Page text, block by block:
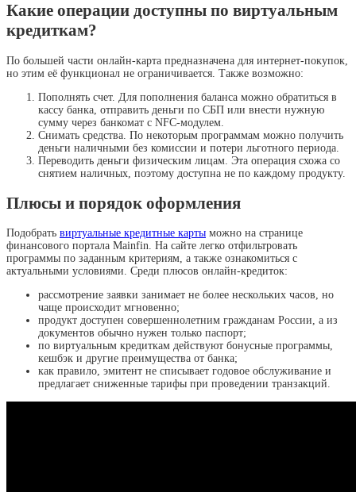
Какие операции доступны по виртуальным
кредиткам?
По большей части онлайн-карта предназначена для интернет-покупок,
но этим её функционал не ограничивается. Также возможно:
Пополнять счет. Для пополнения баланса можно обратиться в
кассу банка, отправить деньги по СБП или внести нужную
сумму через банкомат с NFC-модулем.
Снимать средства. По некоторым программам можно получить
деньги наличными без комиссии и потери льготного периода.
Переводить деньги физическим лицам. Эта операция схожа со
снятием наличных, поэтому доступна не по каждому продукту.
Плюсы и порядок оформления
Подобрать виртуальные кредитные карты можно на странице
финансового портала Mainfin. На сайте легко отфильтровать
программы по заданным критериям, а также ознакомиться с
актуальными условиями. Среди плюсов онлайн-кредиток:
рассмотрение заявки занимает не более нескольких часов, но
чаще происходит мгновенно;
продукт доступен совершеннолетним гражданам России, а из
документов обычно нужен только паспорт;
по виртуальным кредиткам действуют бонусные программы,
кешбэк и другие преимущества от банка;
как правило, эмитент не списывает годовое обслуживание и
предлагает сниженные тарифы при проведении транзакций.